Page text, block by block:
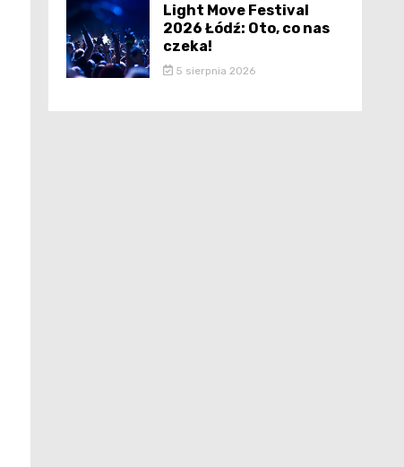
Light Move Festival
2026 Łódź: Oto, co nas
czeka!
5 sierpnia 2026